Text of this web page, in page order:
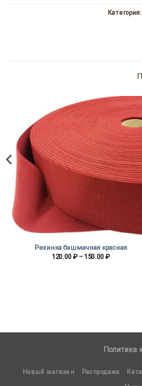
Категория:
Резинка башмачная красная
120.00₽ – 150.00₽Диапазон
Политика
Новый магазин Распродажа